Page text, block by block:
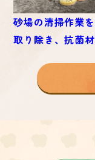
砂場の清掃作業
取り除き、抗菌